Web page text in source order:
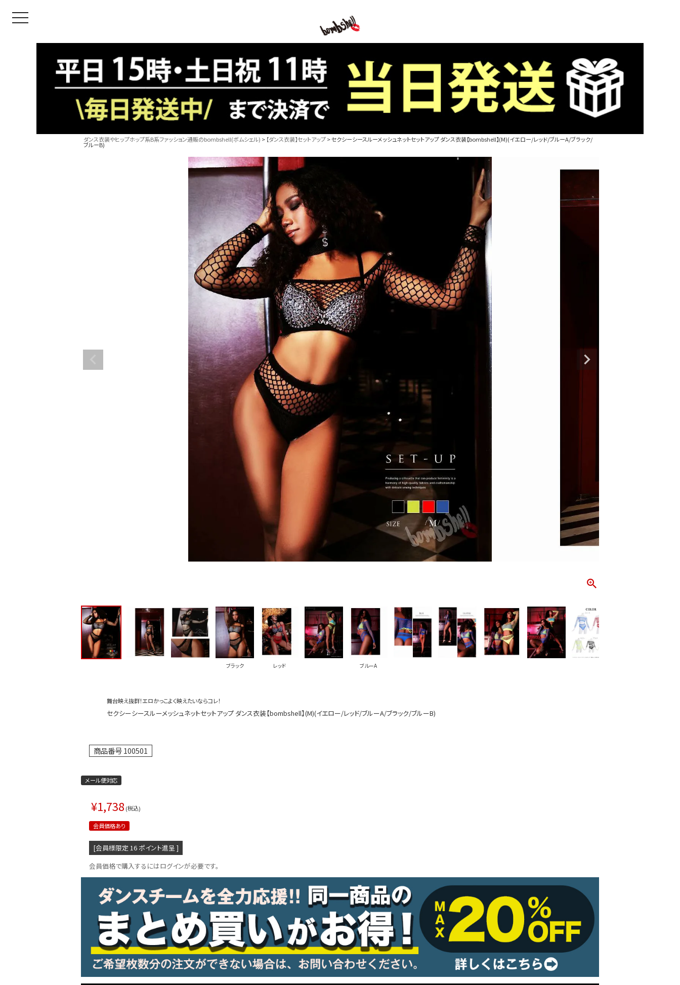
toggle navigation
装のトータルコーディネートのご提案。 ボムシェルならではの最新で斬新な衣装映えをお届け。
デはイメージしやすく、全てボムシェルでご購入可能。 普段着とは差別化出来るしっかりした
LINE連携でクーポンもらえる!!
B/bomb
【B/bomb＝ビーボム】はストリートファッション専門ブランド。
「これどこに売ってるの？」とついつい聞かれてしまうオシャレ大好き女子のストリートファッションブランド。 ダンサーの普
論、流行りのスタイルや日本であまり売ってないシルエットが人気。 韓国ストリート系ファッション、インポートラインなど、幅
ともかぶりたくない！というおしゃれ女子必見のストリートファッションを多数ご用意してます。
PICKUP CONTENTS
LOOKBOOK
トップス
ボトムス
ワンピース
アウター
information
ダンス衣装やヒップホップ系B系ファッション通販のbombshell(ボムシェル) 【ダンス衣装】セットアップ セクシーシースルーメッシュネットセットアップ ダンス衣装【bombshell】(M)(イエロー/レッド/ブルーA/ブラック/
ブルーB)
ブラック レッド ブルーA
舞台映え抜群！エロかっこよく映えたいならコレ！
セクシーシースルーメッシュネットセットアップ ダンス衣装【bombshell】(M)(イエロー/レッド/ブルーA/ブラック/ブルーB)
商品番号100501
メール便対応
¥1,738 税込
会員価格あり
[会員様限定 16 ポイント進呈 ]
会員価格で購入するにはログインが必要です。